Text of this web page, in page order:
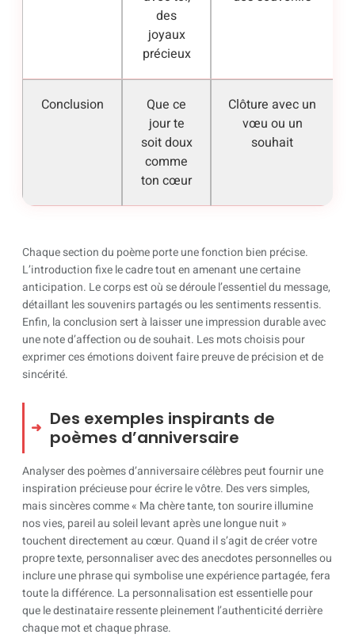
des
joyaux
précieux
Conclusion
Que ce
jour te
soit doux
comme
ton cœur
Clôture avec un
vœu ou un
souhait
Chaque section du poème porte une fonction bien précise.
L’introduction fixe le cadre tout en amenant une certaine
anticipation. Le corps est où se déroule l’essentiel du message,
détaillant les souvenirs partagés ou les sentiments ressentis.
Enfin, la conclusion sert à laisser une impression durable avec
une note d’affection ou de souhait. Les mots choisis pour
exprimer ces émotions doivent faire preuve de précision et de
sincérité.
Des exemples inspirants de
poèmes d’anniversaire
Analyser des poèmes d’anniversaire célèbres peut fournir une
inspiration précieuse pour écrire le vôtre. Des vers simples,
mais sincères comme « Ma chère tante, ton sourire illumine
nos vies, pareil au soleil levant après une longue nuit »
touchent directement au cœur. Quand il s’agit de créer votre
propre texte, personnaliser avec des anecdotes personnelles ou
inclure une phrase qui symbolise une expérience partagée, fera
toute la différence. La personnalisation est essentielle pour
que le destinataire ressente pleinement l’authenticité derrière
chaque mot et chaque phrase.